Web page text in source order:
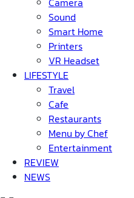
Sound
Smart Home
Printers
VR Headset
LIFESTYLE
Travel
Cafe
Restaurants
Menu by Chef
Entertainment
REVIEW
NEWS